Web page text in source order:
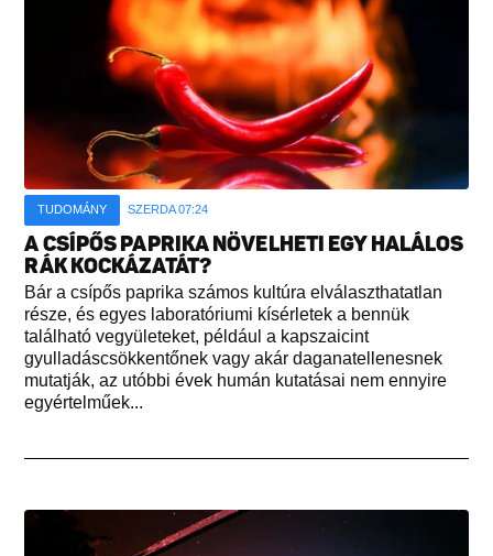
TUDOMÁNY SZERDA 07:24
A CSÍPŐS PAPRIKA NÖVELHETI EGY HALÁLOS
RÁK KOCKÁZATÁT?
Bár a csípős paprika számos kultúra elválaszthatatlan
része, és egyes laboratóriumi kísérletek a bennük
található vegyületeket, például a kapszaicint
gyulladáscsökkentőnek vagy akár daganatellenesnek
mutatják, az utóbbi évek humán kutatásai nem ennyire
egyértelműek...